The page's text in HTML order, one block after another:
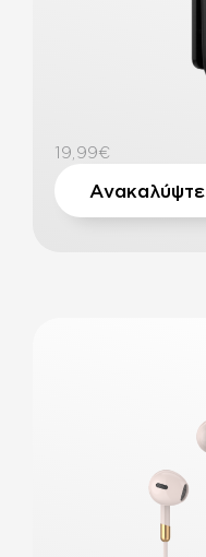
Ανακαλύψτε
19,99€